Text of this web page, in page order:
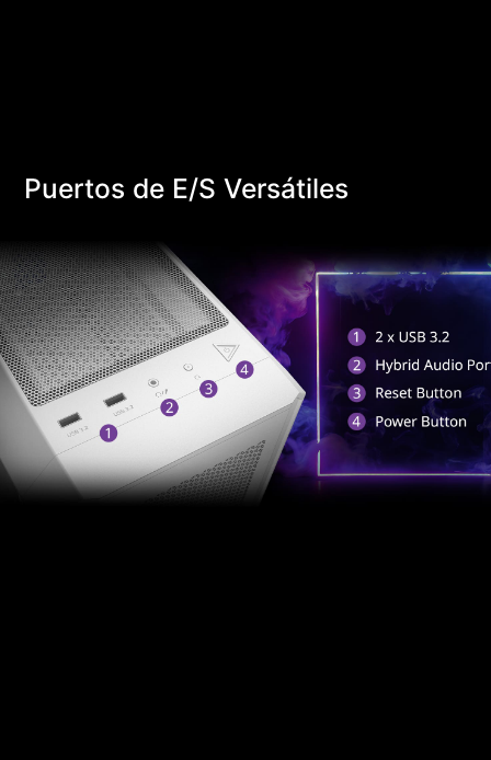
Puertos de E/S Versátiles